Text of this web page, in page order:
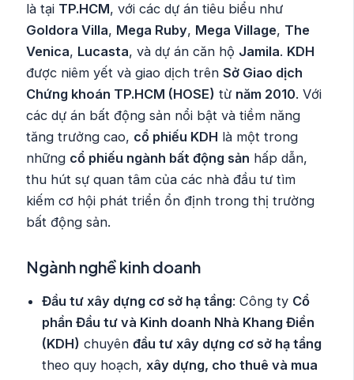
là tại TP.HCM, với các dự án tiêu biểu như
Goldora Villa, Mega Ruby, Mega Village, The
Venica, Lucasta, và dự án căn hộ Jamila. KDH
được niêm yết và giao dịch trênSở Giao dịch
Chứng khoán TP.HCM (HOSE) từ năm 2010. Với
các dự án bất động sản nổi bật và tiềm năng
tăng trưởng cao, cổ phiếu KDH là một trong
những cổ phiếu ngành bất động sản hấp dẫn,
thu hút sự quan tâm của các nhà đầu tư tìm
kiếm cơ hội phát triển ổn định trong thị trường
bất động sản.
Ngành nghề kinh doanh
Đầu tư xây dựng cơ sở hạ tầng: Công ty Cổ
phần Đầu tư và Kinh doanh Nhà Khang Điền
(KDH) chuyênđầu tư xây dựng cơ sở hạ tầng
theo quy hoạch, xây dựng, cho thuê và mua